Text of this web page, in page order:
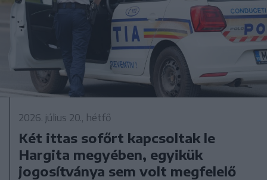
2026. július 20., hétfő
Két ittas sofőrt kapcsoltak le
Hargita megyében, egyikük
jogosítványa sem volt megfelelő